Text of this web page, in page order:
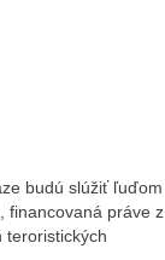
budú slúžiť ľuďom
financovaná práve z
teroristických